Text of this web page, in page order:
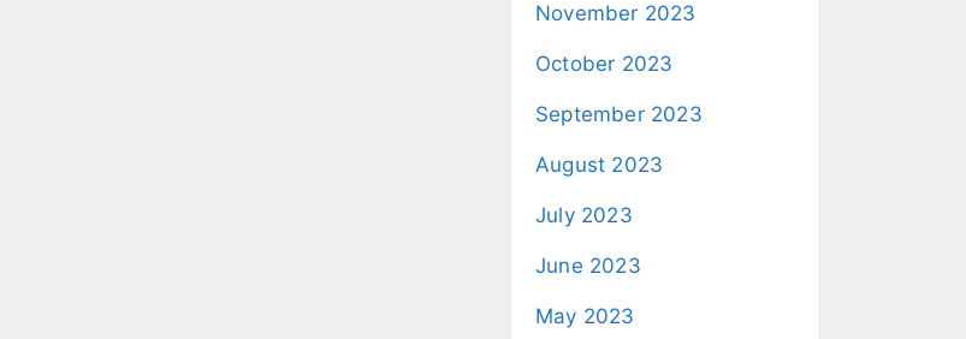
November 2023
October 2023
September 2023
August 2023
July 2023
June 2023
May 2023